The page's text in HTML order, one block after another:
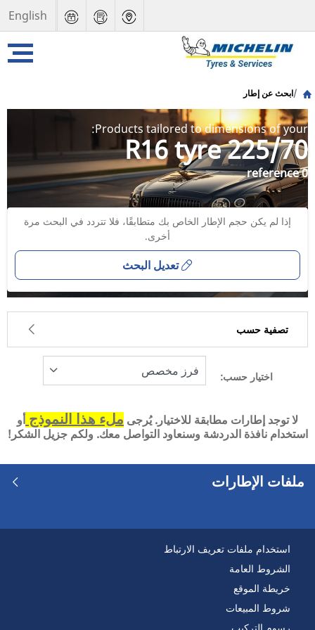
English
ابحث عن إطار
Products tailored to dimensions of your:
225/70 R16 tyre
0 reference
إذا لم يكن حجم الإطار الخاص بك متطابقًا، فلا تتردد في البحث مرة
أخرى.
تعديل البحث
تصفية حسب
نوع الإطار
كل الأنواع (0)
كل الأنواع (0)
الراكب (0)
شاحنة خفيفة وسيارة دفع رباعي (0)
التجارية (0)
اختيار حسب:
لا توجد إطارات مطابقة للاختيار. يُرجى ملء هذا النموذج أو
استخدام نافذة الدردشة وسنعاود التواصل معك. ولكم جزيل الشكر!
ملفات الإطارات
استخدام ملفات تعريف الارتباط
الشروط العامة
خريطة الموقع
شروط المبيعات